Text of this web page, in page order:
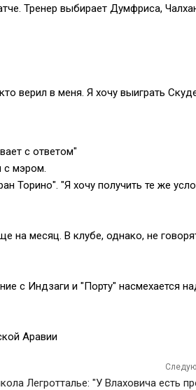
Тренер выбирает Думфриса,
верил в меня. Я хочу выиграть
с ответом"
с мэром.
Торино". "Я хочу получить те же
на месяц. В клубе, однако, не
с Индзаги и "Порту" насмехается
Аравии
Легротталье: "У Влаховича есть